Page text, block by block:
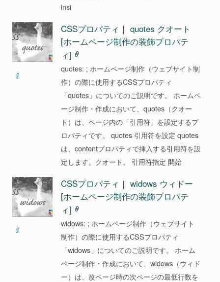
insi
CSSプロパティ｜ quotes クオート
[ホームページ制作の装飾プロパテ
ィ]
quotes: ; ホームページ制作（ウェブサイト制
作）の際に使用するCSSプロパティ
「quotes」についてのご説明です。 ホームペ
ージ制作・作成において、quotes（クオー
ト）は、ページ内の「引用符」を設定するプ
ロパティです。 quotes 引用符を設定 quotes
は、contentプロパティで挿入する引用符を設
定します。クオート。 引用符指定 開始
CSSプロパティ｜ widows ウィドー
[ホームページ制作の装飾プロパテ
ィ]
widows: ; ホームページ制作（ウェブサイト
制作）の際に使用するCSSプロパティ
「widows」についてのご説明です。 ホーム
ページ制作・作成において、widows（ウィド
ー）は、改ページ時の次ページの最低行数を